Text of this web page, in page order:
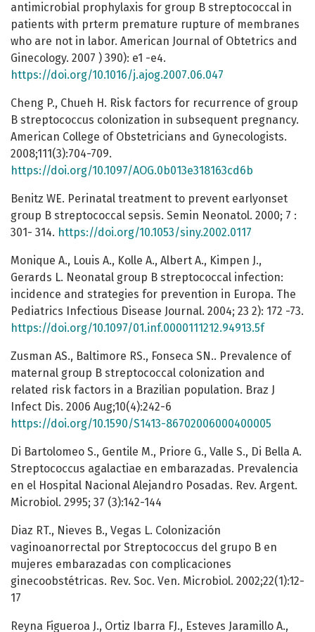
antimicrobial prophylaxis for group B streptococcal in
patients with prterm premature rupture of membranes
who are not in labor. American Journal of Obtetrics and
Ginecology. 2007 ) 390): e1 -e4.
https://doi.org/10.1016/j.ajog.2007.06.047
Cheng P., Chueh H. Risk factors for recurrence of group
B streptococcus colonization in subsequent pregnancy.
American College of Obstetricians and Gynecologists.
2008;111(3):704-709.
https://doi.org/10.1097/AOG.0b013e318163cd6b
Benitz WE. Perinatal treatment to prevent earlyonset
group B streptococcal sepsis. Semin Neonatol. 2000; 7 :
301- 314. https://doi.org/10.1053/siny.2002.0117
Monique A., Louis A., Kolle A., Albert A., Kimpen J.,
Gerards L. Neonatal group B streptococcal infection:
incidence and strategies for prevention in Europa. The
Pediatrics Infectious Disease Journal. 2004; 23 2): 172 -73.
https://doi.org/10.1097/01.inf.0000111212.94913.5f
Zusman AS., Baltimore RS., Fonseca SN.. Prevalence of
maternal group B streptococcal colonization and
related risk factors in a Brazilian population. Braz J
Infect Dis. 2006 Aug;10(4):242-6
https://doi.org/10.1590/S1413-86702006000400005
Di Bartolomeo S., Gentile M., Priore G., Valle S., Di Bella A.
Streptococcus agalactiae en embarazadas. Prevalencia
en el Hospital Nacional Alejandro Posadas. Rev. Argent.
Microbiol. 2995; 37 (3):142-144
Diaz RT., Nieves B., Vegas L. Colonización
vaginoanorrectal por Streptococcus del grupo B en
mujeres embarazadas con complicaciones
ginecoobstétricas. Rev. Soc. Ven. Microbiol. 2002;22(1):12-
17
Reyna Figueroa J., Ortiz Ibarra FJ., Esteves Jaramillo A.,